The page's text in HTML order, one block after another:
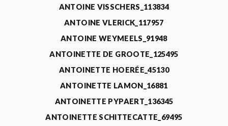
ANTOINE VISSCHERS_113834
ANTOINE VLERICK_117957
ANTOINE WEYMEELS_91948
ANTOINETTE DE GROOTE_125495
ANTOINETTE HOERÉE_45130
ANTOINETTE LAMON_16881
ANTOINETTE PYPAERT_136345
ANTOINETTE SCHITTECATTE_69495